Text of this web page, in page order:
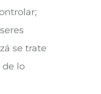
se trate
de lo